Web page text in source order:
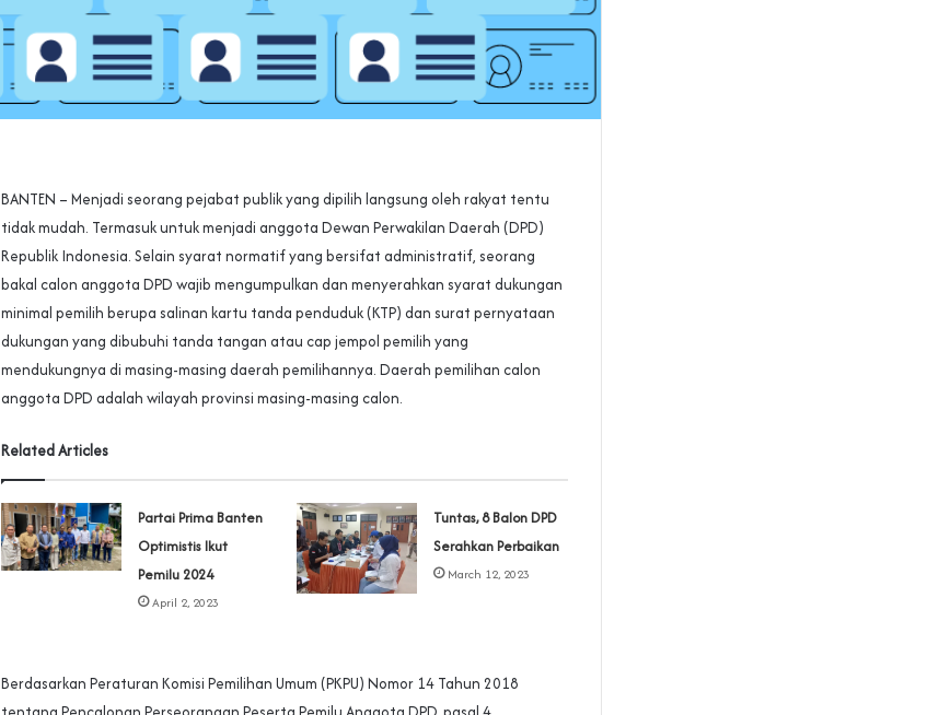
BANTEN – Menjadi seorang pejabat publik yang dipilih langsung oleh rakyat tentu
tidak mudah. Termasuk untuk menjadi anggota Dewan Perwakilan Daerah (DPD)
Republik Indonesia. Selain syarat normatif yang bersifat administratif, seorang
bakal calon anggota DPD wajib mengumpulkan dan menyerahkan syarat dukungan
minimal pemilih berupa salinan kartu tanda penduduk (KTP) dan surat pernyataan
dukungan yang dibubuhi tanda tangan atau cap jempol pemilih yang
mendukungnya di masing-masing daerah pemilihannya. Daerah pemilihan calon
anggota DPD adalah wilayah provinsi masing-masing calon.
Related Articles
Partai Prima Banten
Optimistis Ikut
Pemilu 2024
April 2, 2023
Tuntas, 8 Balon DPD
Serahkan Perbaikan
March 12, 2023
Berdasarkan Peraturan Komisi Pemilihan Umum (PKPU) Nomor 14 Tahun 2018